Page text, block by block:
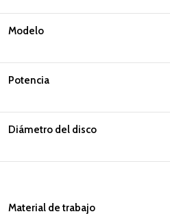
Modelo
Potencia
Diámetro del disco
Material de trabajo